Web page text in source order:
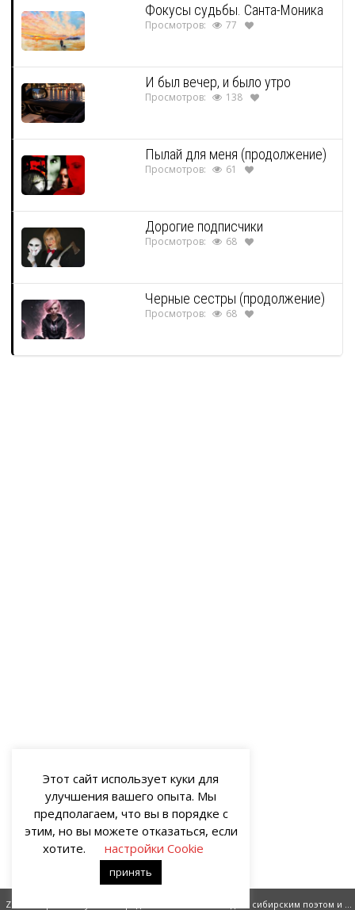
Zoom и архетип пустого города Беседы с сибирским поэтом и бабушкой
Фокусы судьбы. Санта-Моника
Просмотров: 77
И был вечер, и было утро
Просмотров: 138
Пылай для меня (продолжение)
Просмотров: 61
Дорогие подписчики
Просмотров: 68
Черные сестры (продолжение)
Просмотров: 68
Этот сайт использует куки для
улучшения вашего опыта. Мы
предполагаем, что вы в порядке с
этим, но вы можете отказаться, если
хотите.
настройки Cookie
принять